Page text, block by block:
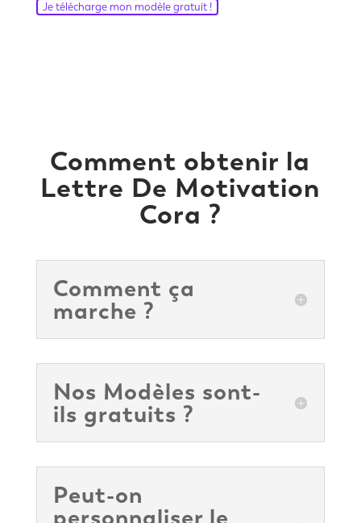
Je télécharge mon modèle gratuit !
Comment obtenir la
Lettre De Motivation
Cora ?
Comment ça
marche ?
Nos Modèles sont-
ils gratuits ?
Peut-on